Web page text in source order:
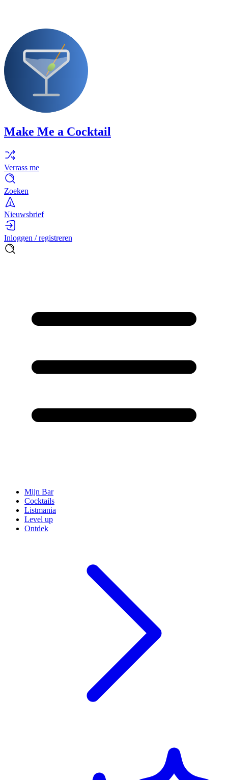
Make Me a Cocktail
Verrass me
Zoeken
Nieuwsbrief
Inloggen / registreren
Mijn Bar
Cocktails
Listmania
Level up
Ontdek